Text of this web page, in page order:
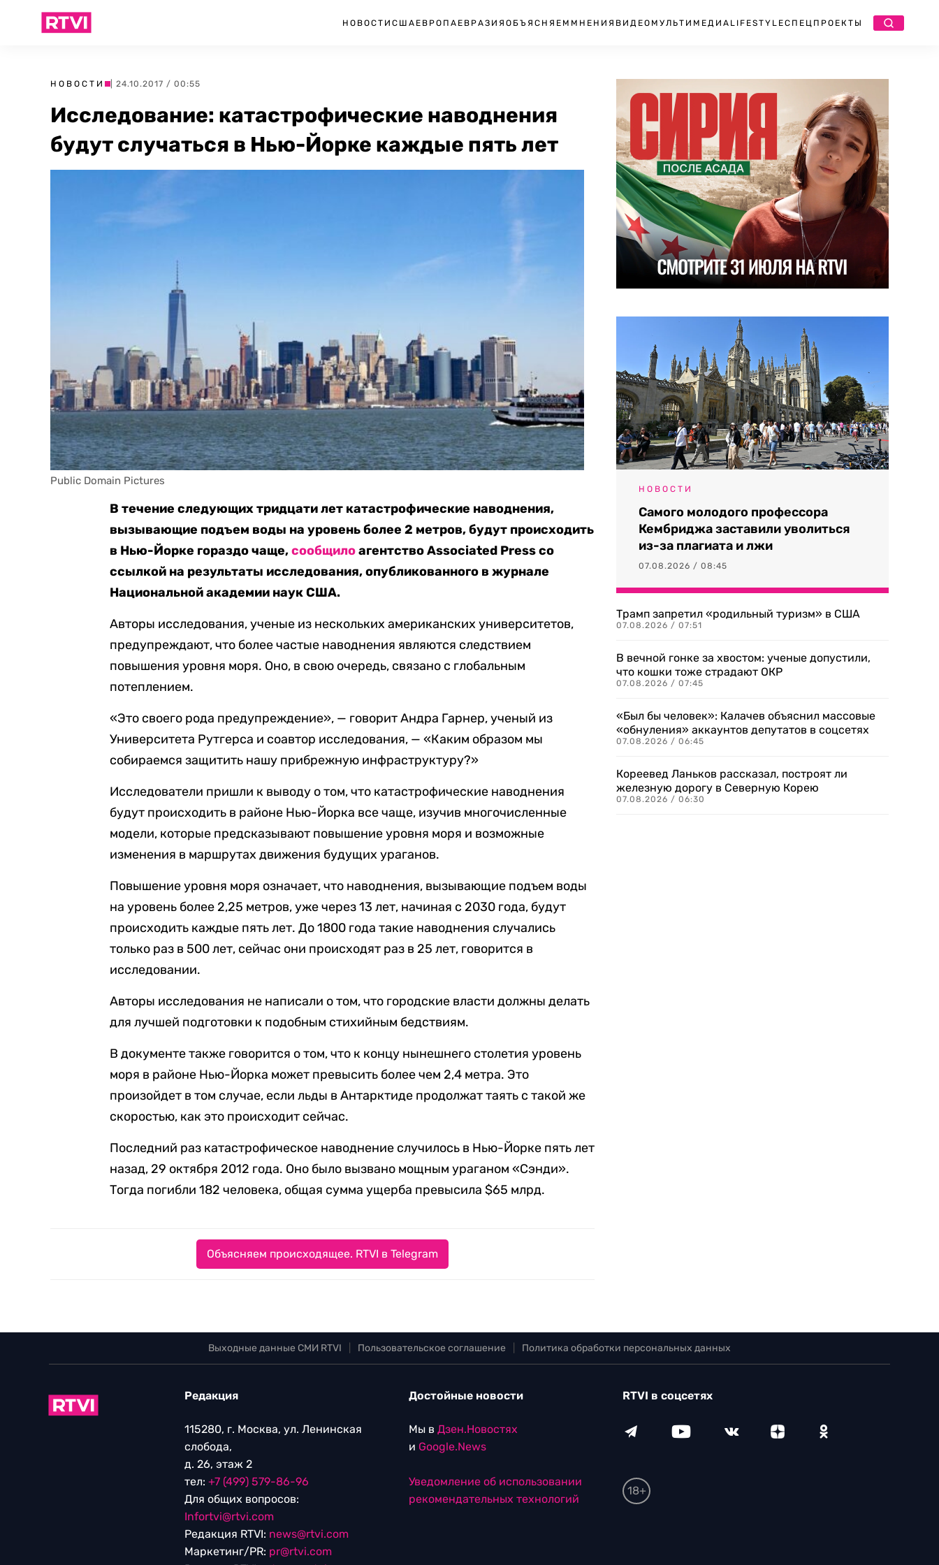
НОВОСТИ США ЕВРОПА ЕВРАЗИЯ ОБЪЯСНЯЕМ МНЕНИЯ ВИДЕО МУЛЬТИМЕДИА LIFESTYLEСПЕЦПРОЕКТЫ
НОВОСТИ | 24.10.2017 / 00:55
Исследование: катастрофические наводнения
будут случаться в Нью-Йорке каждые пять лет
Public Domain Pictures
В течение следующих тридцати лет катастрофические наводнения,
вызывающие подъем воды на уровень более 2 метров, будут происходить
в Нью-Йорке гораздо чаще,сообщилоагентство Associated Press со
ссылкой на результаты исследования, опубликованного в журнале
Национальной академии наук США.
Авторы исследования, ученые из нескольких американских университетов,
предупреждают, что более частые наводнения являются следствием
повышения уровня моря. Оно, в свою очередь, связано с глобальным
потеплением.
«Это своего рода предупреждение», — говорит Андра Гарнер, ученый из
Университета Рутгерса и соавтор исследования, — «Каким образом мы
собираемся защитить нашу прибрежную инфраструктуру?»
Исследователи пришли к выводу о том, что катастрофические наводнения
будут происходить в районе Нью-Йорка все чаще, изучив многочисленные
модели, которые предсказывают повышение уровня моря и возможные
изменения в маршрутах движения будущих ураганов.
Повышение уровня моря означает, что наводнения, вызывающие подъем воды
на уровень более 2,25 метров, уже через 13 лет, начиная с 2030 года, будут
происходить каждые пять лет. До 1800 года такие наводнения случались
только раз в 500 лет, сейчас они происходят раз в 25 лет, говорится в
исследовании.
Авторы исследования не написали о том, что городские власти должны делать
для лучшей подготовки к подобным стихийным бедствиям.
В документе также говорится о том, что к концу нынешнего столетия уровень
моря в районе Нью-Йорка может превысить более чем 2,4 метра. Это
произойдет в том случае, если льды в Антарктиде продолжат таять с такой же
скоростью, как это происходит сейчас.
Последний раз катастрофическое наводнение случилось в Нью-Йорке пять лет
назад, 29 октября 2012 года. Оно было вызвано мощным ураганом «Сэнди».
Тогда погибли 182 человека, общая сумма ущерба превысила $65 млрд.
Объясняем происходящее. RTVI в Telegram
НОВОСТИ
Самого молодого профессора
Кембриджа заставили уволиться
из-за плагиата и лжи
07.08.2026 / 08:45
Трамп запретил «родильный туризм» в США
07.08.2026 / 07:51
В вечной гонке за хвостом: ученые допустили,
что кошки тоже страдают ОКР
07.08.2026 / 07:45
«Был бы человек»: Калачев объяснил массовые
«обнуления» аккаунтов депутатов в соцсетях
07.08.2026 / 06:45
Кореевед Ланьков рассказал, построят ли
железную дорогу в Северную Корею
07.08.2026 / 06:30
Выходные данные СМИ RTVI Пользовательское соглашение Политика обработки персональных данных
Редакция
115280, г. Москва, ул. Ленинская
слобода,
д. 26, этаж 2
тел: +7 (499) 579-86-96
Для общих вопросов:
Infortvi@rtvi.com
Редакция RTVI: news@rtvi.com
Маркетинг/PR: pr@rtvi.com
Достойные новости
Мы в Дзен.Новостях
и Google.News
Уведомление об использовании
рекомендательных технологий
RTVI в соцсетях
18+